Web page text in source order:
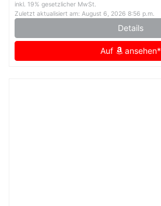
inkl. 19% gesetzlicher MwSt.
Zuletzt aktualisiert am: August 6, 2026 8:56 p.m.
Details
Auf ansehen*